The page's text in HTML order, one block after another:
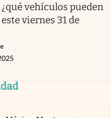
vehículos pueden
viernes 31 de